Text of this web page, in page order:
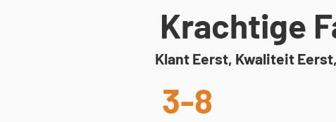
Krachtige
Klant Eerst, Kwaliteit
3-8